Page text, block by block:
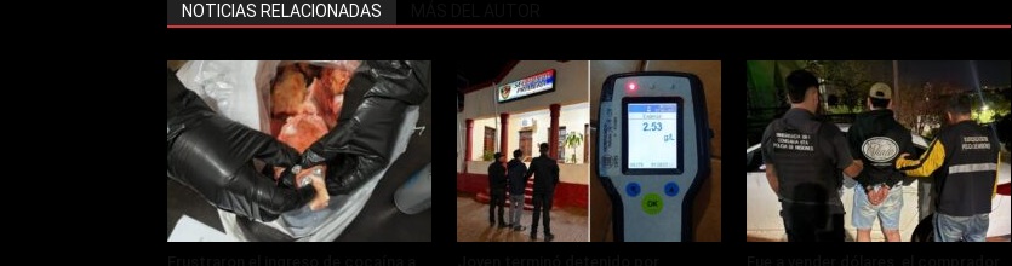
NOTICIAS RELACIONADAS